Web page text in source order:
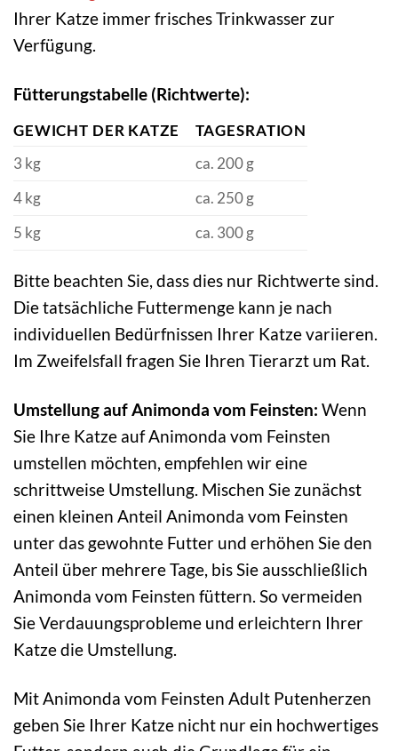
Ihrer Katze immer frisches Trinkwasser zur
Verfügung.
Fütterungstabelle (Richtwerte):
GEWICHT DER KATZE
TAGESRATION
3 kg
ca. 200 g
4 kg
ca. 250 g
5 kg
ca. 300 g
Bitte beachten Sie, dass dies nur Richtwerte sind.
Die tatsächliche Futtermenge kann je nach
individuellen Bedürfnissen Ihrer Katze variieren.
Im Zweifelsfall fragen Sie Ihren Tierarzt um Rat.
Umstellung auf Animonda vom Feinsten: Wenn
Sie Ihre Katze auf Animonda vom Feinsten
umstellen möchten, empfehlen wir eine
schrittweise Umstellung. Mischen Sie zunächst
einen kleinen Anteil Animonda vom Feinsten
unter das gewohnte Futter und erhöhen Sie den
Anteil über mehrere Tage, bis Sie ausschließlich
Animonda vom Feinsten füttern. So vermeiden
Sie Verdauungsprobleme und erleichtern Ihrer
Katze die Umstellung.
Mit Animonda vom Feinsten Adult Putenherzen
geben Sie Ihrer Katze nicht nur ein hochwertiges